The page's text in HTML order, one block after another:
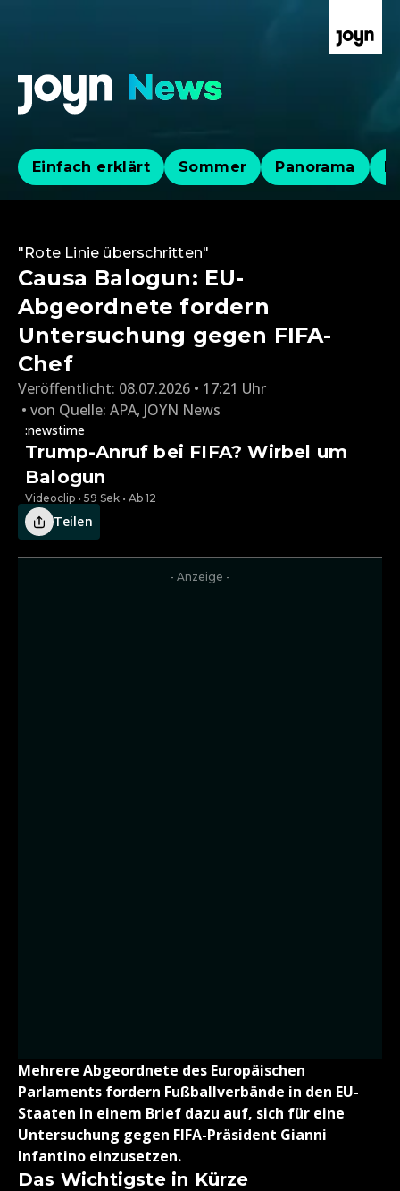
Einfach erklärt Sommer Panorama
"Rote Linie überschritten"
Causa Balogun: EU-
Abgeordnete fordern
Untersuchung gegen FIFA-
Chef
Veröffentlicht: 08.07.2026 • 17:21 Uhr
von Quelle: APA, JOYN News
:newstime
Trump-Anruf bei FIFA? Wirbel um
Balogun
Videoclip • 59 Sek • Ab 12
Teilen
- Anzeige -
Mehrere Abgeordnete des Europäischen
Parlaments fordern Fußballverbände in den EU-
Staaten in einem Brief dazu auf, sich für eine
Untersuchung gegen FIFA-Präsident Gianni
Infantino einzusetzen.
Das Wichtigste in Kürze